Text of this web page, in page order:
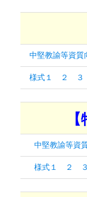
中堅教諭等資
様式１
２ ３
中堅教諭等資
様式１
２ ３